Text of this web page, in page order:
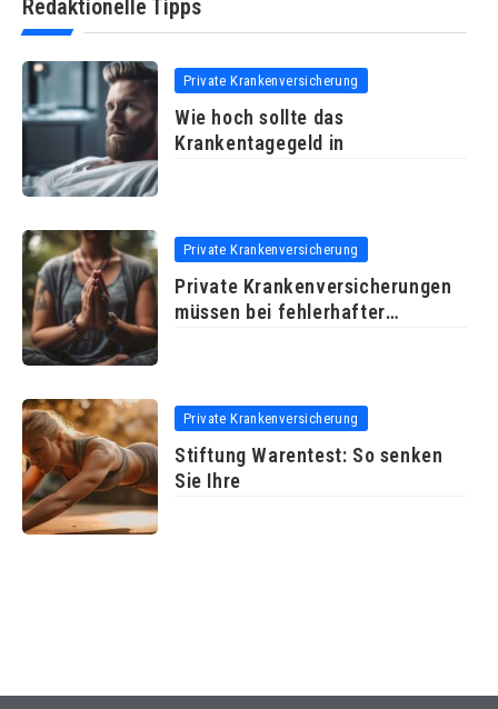
Redaktionelle Tipps
Private Krankenversicherung
Wie hoch sollte das
Krankentagegeld in
Private Krankenversicherung
Private Krankenversicherungen
müssen bei fehlerhafter
Private Krankenversicherung
Stiftung Warentest: So senken
Sie Ihre